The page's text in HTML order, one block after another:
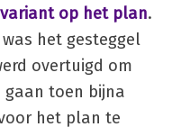
op het plan.
het gesteggel
overtuigd om
toen bijna
het plan te